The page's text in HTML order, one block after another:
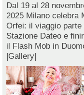
Dal 19 al 28
2025 Milano celebra
Orfei: il viaggio parte
Stazione Dateo e
il Flash Mob in
|Gallery|